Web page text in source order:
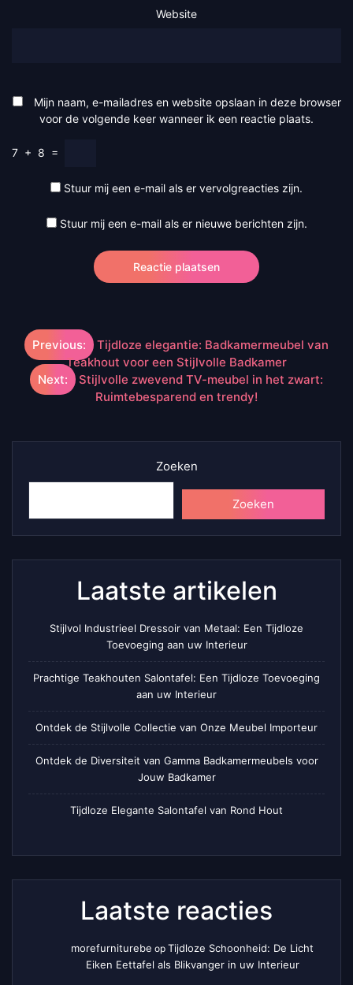
Website
Mijn naam, e-mailadres en website opslaan in deze browser
voor de volgende keer wanneer ik een reactie plaats.
7 + 8 =
Stuur mij een e-mail als er vervolgreacties zijn.
Stuur mij een e-mail als er nieuwe berichten zijn.
Berichtnavigatie
Previous:
Tijdloze elegantie: Badkamermeubel van
Teakhout voor een Stijlvolle Badkamer
Next:
Stijlvolle zwevend TV-meubel in het zwart:
Ruimtebesparend en trendy!
Zoeken
Zoeken
Laatste artikelen
Stijlvol Industrieel Dressoir van Metaal: Een Tijdloze
Toevoeging aan uw Interieur
Prachtige Teakhouten Salontafel: Een Tijdloze Toevoeging
aan uw Interieur
Ontdek de Stijlvolle Collectie van Onze Meubel Importeur
Ontdek de Diversiteit van Gamma Badkamermeubels voor
Jouw Badkamer
Tijdloze Elegante Salontafel van Rond Hout
Laatste reacties
morefurniturebe op Tijdloze Schoonheid: De Licht
Eiken Eettafel als Blikvanger in uw Interieur